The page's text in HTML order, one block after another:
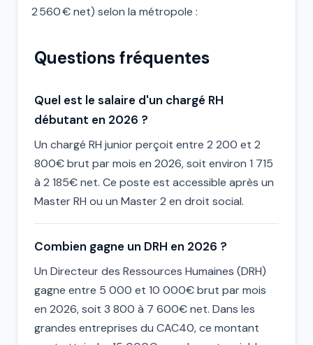
2 560 € net) selon la métropole :
Questions fréquentes
Quel est le salaire d'un chargé RH
débutant en 2026 ?
Un chargé RH junior perçoit entre 2 200 et 2
800€ brut par mois en 2026, soit environ 1 715
à 2 185€ net. Ce poste est accessible après un
Master RH ou un Master 2 en droit social.
Combien gagne un DRH en 2026 ?
Un Directeur des Ressources Humaines (DRH)
gagne entre 5 000 et 10 000€ brut par mois
en 2026, soit 3 800 à 7 600€ net. Dans les
grandes entreprises du CAC40, ce montant